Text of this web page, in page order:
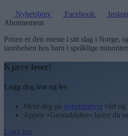
Nyhetsbrev Facebook
Abonnement
Prisen er den eneste i sitt slag i Norge,
tannhelsen hos barn i språklige
Kjære leser!
Logg deg inn og les
Meld deg på nyhetsbrevet vårt og
Appen «Groruddalen» laster du
Logg inn